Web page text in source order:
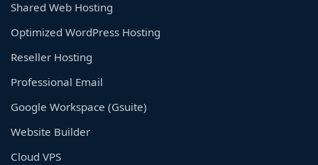
Shared Web Hosting
Optimized WordPress Hosting
Reseller Hosting
Professional Email
Google Workspace (Gsuite)
Website Builder
Cloud VPS